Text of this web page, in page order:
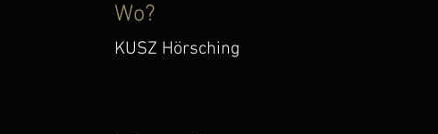
Wo?
KUSZ Hörsching